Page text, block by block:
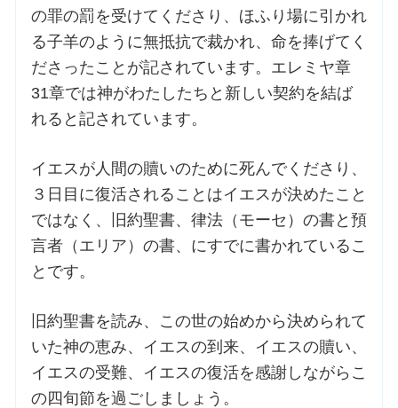
の罪の罰を受けてくださり、ほふり場に引かれ
る子羊のように無抵抗で裁かれ、命を捧げてく
ださったことが記されています。エレミヤ章
31章では神がわたしたちと新しい契約を結ば
れると記されています。
イエスが人間の贖いのために死んでくださり、
３日目に復活されることはイエスが決めたこと
ではなく、旧約聖書、律法（モーセ）の書と預
言者（エリア）の書、にすでに書かれているこ
とです。
旧約聖書を読み、この世の始めから決められて
いた神の恵み、イエスの到来、イエスの贖い、
イエスの受難、イエスの復活を感謝しながらこ
の四旬節を過ごしましょう。